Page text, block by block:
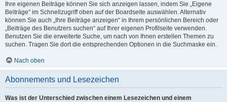
Ihre eigenen Beiträge können Sie sich anzeigen lassen, indem Sie „Eigene
Beiträge“ im Schnellzugriff oben auf der Boardseite auswählen. Alternativ
können Sie auch „Ihre Beiträge anzeigen“ in Ihrem persönlichen Bereich oder
„Beiträge des Benutzers suchen“ auf Ihrer eigenen Profilseite verwenden.
Benutzen Sie die erweiterte Suche, um nach von Ihnen erstellen Themen zu
suchen. Tragen Sie dort die entsprechenden Optionen in die Suchmaske ein.
Nach oben
Abonnements und Lesezeichen
Was ist der Unterschied zwischen einem Lesezeichen und einem